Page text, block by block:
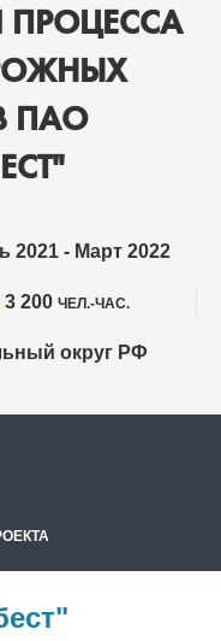
ПРОЦЕССА
ПАО
2021 - Март 2022
3 200 ЧЕЛ.-ЧАС.
округ РФ